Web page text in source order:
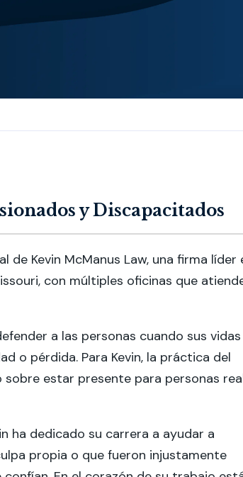
y Discapacitados
de Kevin McManus Law, una firma líder
con múltiples oficinas que
a las personas cuando sus vidas
o pérdida. Para Kevin, la práctica del
estar presente para personas
ha dedicado su carrera a ayudar a
propia o que fueron injustamente